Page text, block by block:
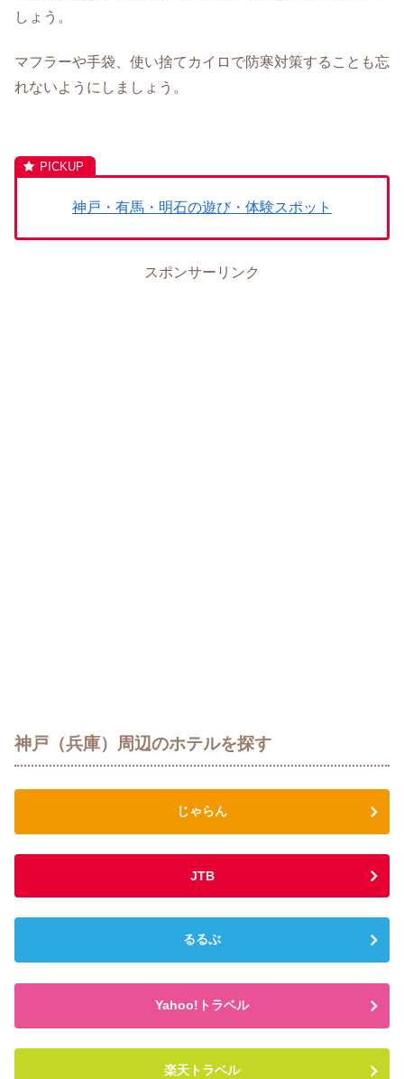
しょう。
マフラーや手袋、使い捨てカイロで防寒対策することも忘
れないようにしましょう。
神戸・有馬・明石の遊び・体験スポット
スポンサーリンク
神戸（兵庫）周辺のホテルを探す
じゃらん
JTB
るるぶ
Yahoo!トラベル
楽天トラベル